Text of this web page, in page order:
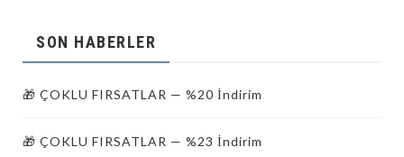
SON HABERLER
🎁 ÇOKLU FIRSATLAR — %20 İndirim
🎁 ÇOKLU FIRSATLAR — %23 İndirim